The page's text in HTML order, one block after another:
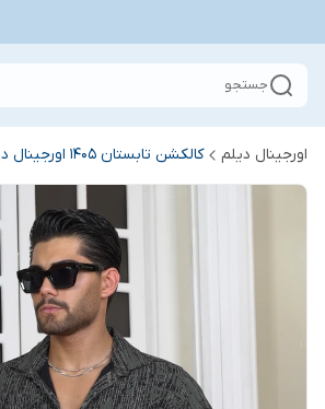
جستجو
اورجینال دیلم کالکشن تابستان 1405 اورجینال دیلم